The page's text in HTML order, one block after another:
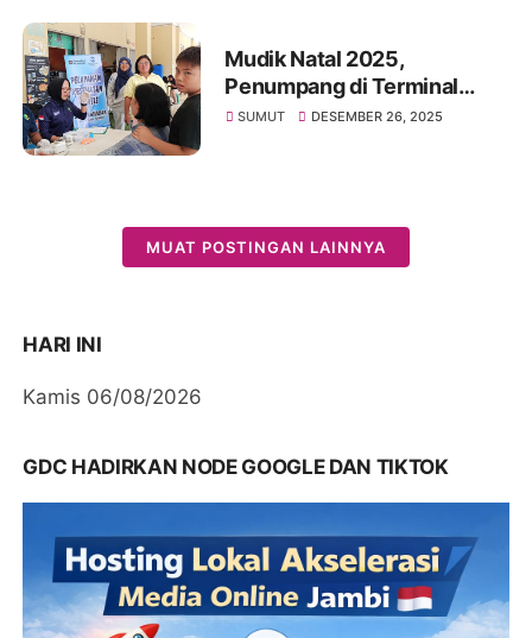
Mudik Natal 2025,
Penumpang di Terminal
Alam Barajo Kota Jambi
SUMUT DESEMBER 26, 2025
MUAT POSTINGAN LAINNYA
HARI INI
Kamis 06/08/2026
GDC HADIRKAN NODE GOOGLE DAN TIKTOK